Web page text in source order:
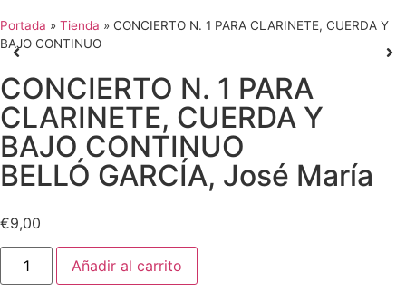
Portada » Tienda » CONCIERTO N. 1 PARA CLARINETE, CUERDA Y
BAJO CONTINUO
CONCIERTO N. 1 PARA
CLARINETE, CUERDA Y
BAJO CONTINUO
BELLÓ GARCÍA, José María
€9,00
Añadir al carrito